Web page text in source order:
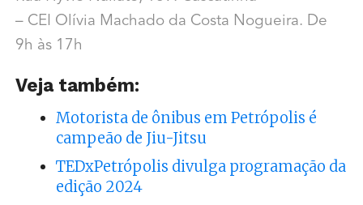
– CEI Olívia Machado da Costa Nogueira. De
9h às 17h
Veja também:
Motorista de ônibus em Petrópolis é
campeão de Jiu-Jitsu
TEDxPetrópolis divulga programação da
edição 2024